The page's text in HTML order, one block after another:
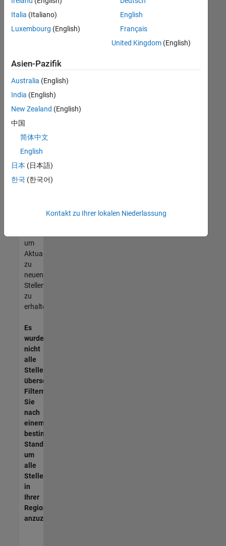
alle
Stellenangebote
anzeigen .
noch
keine
offenen
Stellen
können,
die
Ihren
entsprechen,
werden
unseres
um
Aktualisierungen
zu
neuen
Stellenangeboten
zu
erhalten.
Es
wurden
nicht
alle
Stellen
übersetzt.
Filtern
Sie
nach
einem
bestimmten
Standort,
um
alle
Stellenangebote
in
Ihrer
Region
anzuzeigen.
Italia (Italiano)
Luxembourg (English)
English
Français
United Kingdom(English)
Asien-Pazifik
Australia (English)
India (English)
New Zealand (English)
中国
简体中文
English
日本 (日本語)
한국 (한국어)
Kontakt zu Ihrer lokalen Niederlassung